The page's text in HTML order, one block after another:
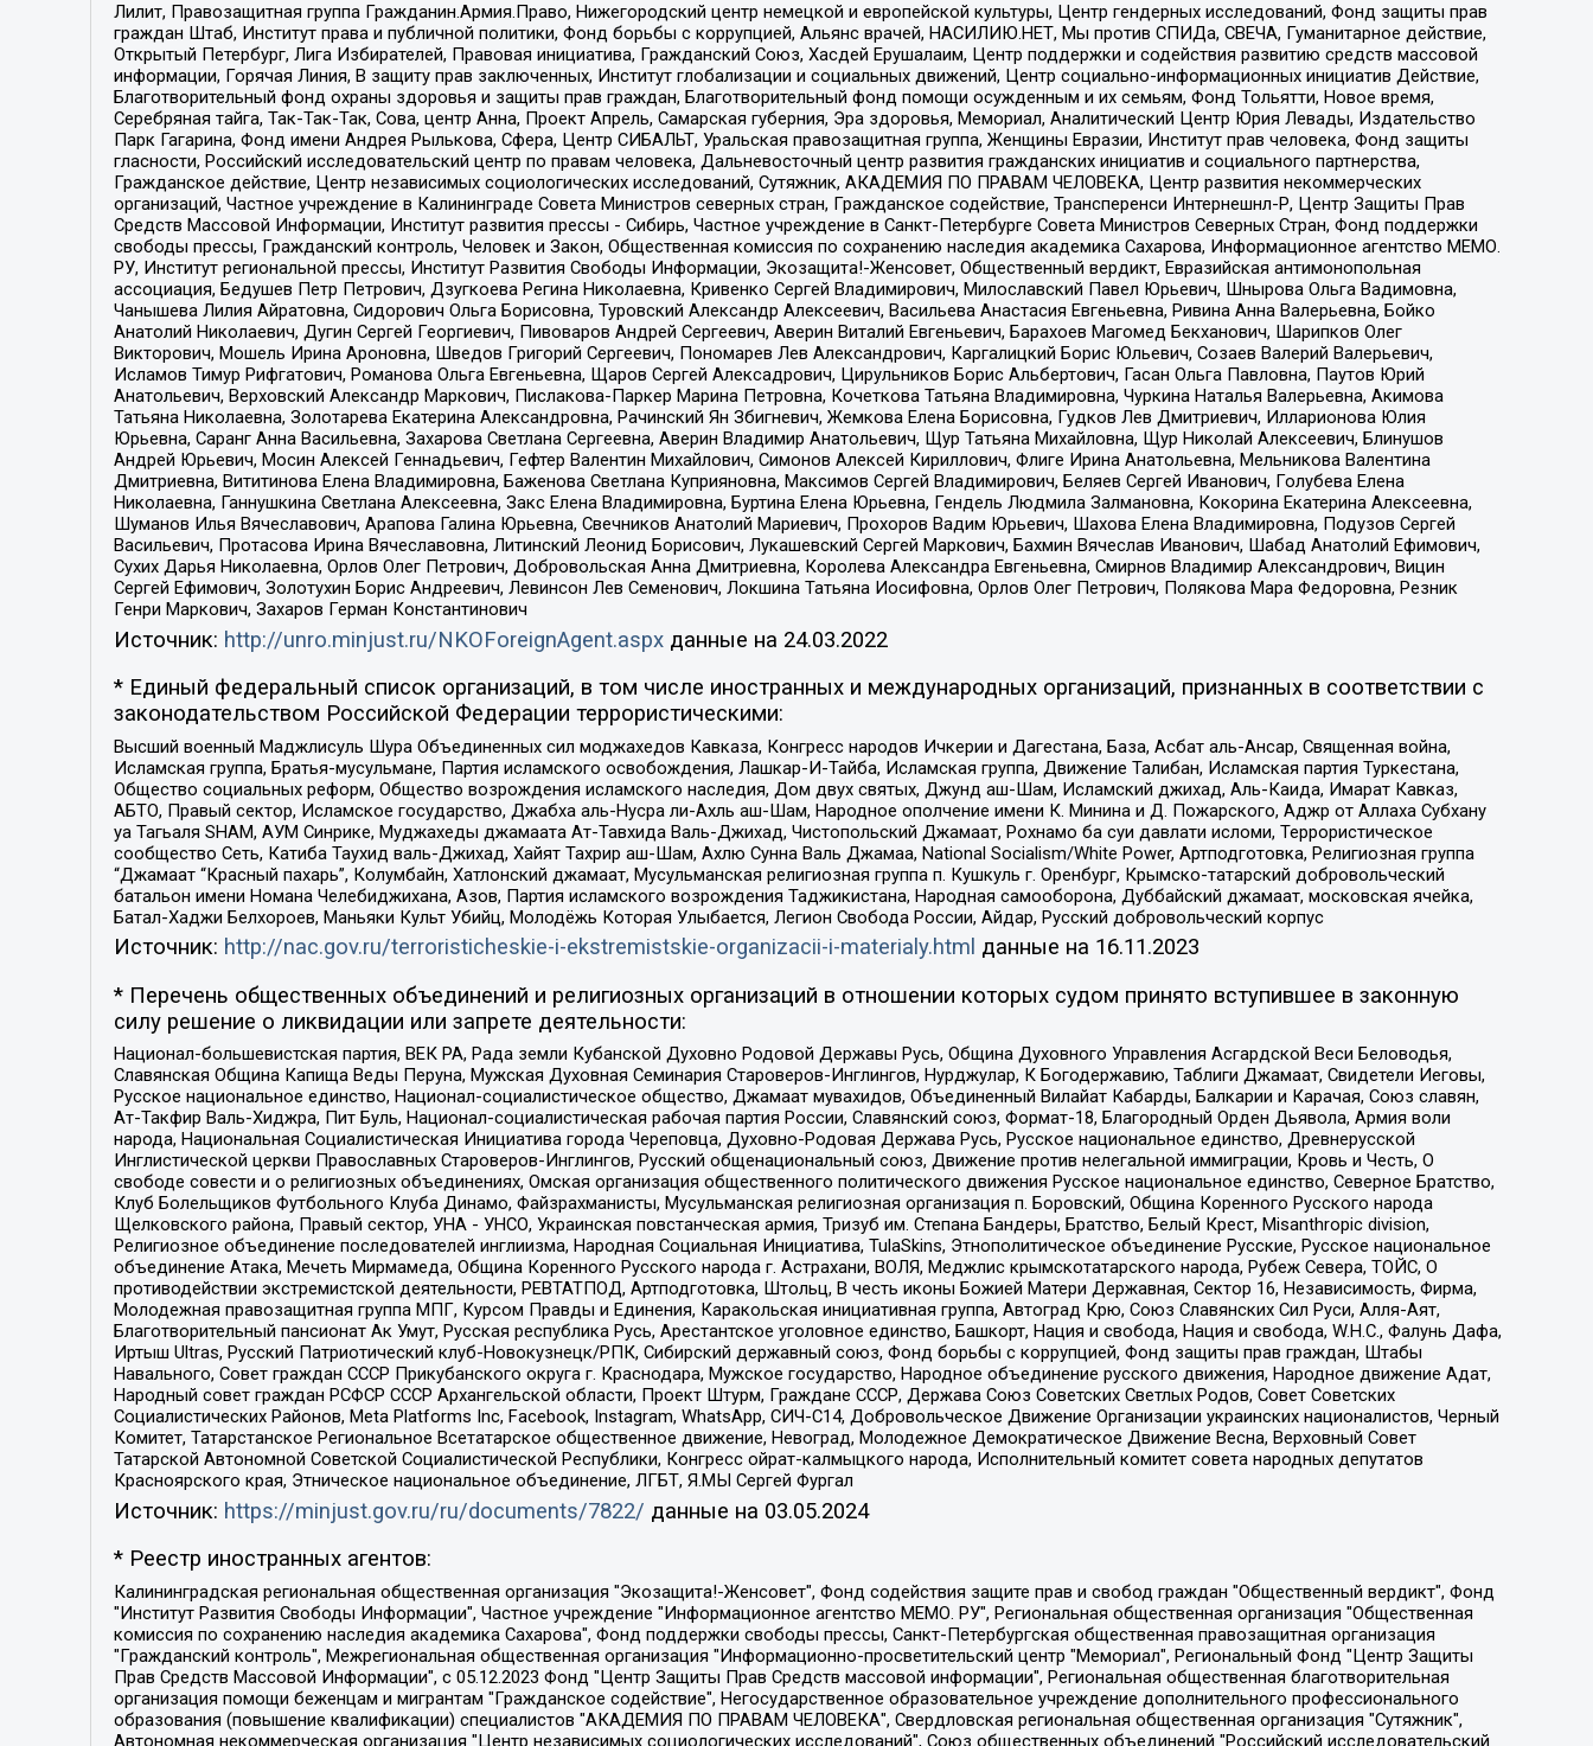
Лилит, Правозащитная группа Гражданин.Армия.Право, Нижегородский центр немецкой и европейской культуры, Центр гендерных исследований, Фонд защиты прав
граждан Штаб, Институт права и публичной политики, Фонд борьбы с коррупцией, Альянс врачей, НАСИЛИЮ.НЕТ, Мы против СПИДа, СВЕЧА, Гуманитарное действие,
Открытый Петербург, Лига Избирателей, Правовая инициатива, Гражданский Союз, Хасдей Ерушалаим, Центр поддержки и содействия развитию средств массовой
информации, Горячая Линия, В защиту прав заключенных, Институт глобализации и социальных движений, Центр социально-информационных инициатив Действие,
Благотворительный фонд охраны здоровья и защиты прав граждан, Благотворительный фонд помощи осужденным и их семьям, Фонд Тольятти, Новое время,
Серебряная тайга, Так-Так-Так, Сова, центр Анна, Проект Апрель, Самарская губерния, Эра здоровья, Мемориал, Аналитический Центр Юрия Левады, Издательство
Парк Гагарина, Фонд имени Андрея Рылькова, Сфера, Центр СИБАЛЬТ, Уральская правозащитная группа, Женщины Евразии, Институт прав человека, Фонд защиты
гласности, Российский исследовательский центр по правам человека, Дальневосточный центр развития гражданских инициатив и социального партнерства,
Гражданское действие, Центр независимых социологических исследований, Сутяжник, АКАДЕМИЯ ПО ПРАВАМ ЧЕЛОВЕКА, Центр развития некоммерческих
организаций, Частное учреждение в Калининграде Совета Министров северных стран, Гражданское содействие, Трансперенси Интернешнл-Р, Центр Защиты Прав
Средств Массовой Информации, Институт развития прессы - Сибирь, Частное учреждение в Санкт-Петербурге Совета Министров Северных Стран, Фонд поддержки
свободы прессы, Гражданский контроль, Человек и Закон, Общественная комиссия по сохранению наследия академика Сахарова, Информационное агентство МЕМО.
РУ, Институт региональной прессы, Институт Развития Свободы Информации, Экозащита!-Женсовет, Общественный вердикт, Евразийская антимонопольная
ассоциация, Бедушев Петр Петрович, Дзугкоева Регина Николаевна, Кривенко Сергей Владимирович, Милославский Павел Юрьевич, Шнырова Ольга Вадимовна,
Чанышева Лилия Айратовна, Сидорович Ольга Борисовна, Туровский Александр Алексеевич, Васильева Анастасия Евгеньевна, Ривина Анна Валерьевна, Бойко
Анатолий Николаевич, Дугин Сергей Георгиевич, Пивоваров Андрей Сергеевич, Аверин Виталий Евгеньевич, Барахоев Магомед Бекханович, Шарипков Олег
Викторович, Мошель Ирина Ароновна, Шведов Григорий Сергеевич, Пономарев Лев Александрович, Каргалицкий Борис Юльевич, Созаев Валерий Валерьевич,
Исламов Тимур Рифгатович, Романова Ольга Евгеньевна, Щаров Сергей Алексадрович, Цирульников Борис Альбертович, Гасан Ольга Павловна, Паутов Юрий
Анатольевич, Верховский Александр Маркович, Пислакова-Паркер Марина Петровна, Кочеткова Татьяна Владимировна, Чуркина Наталья Валерьевна, Акимова
Татьяна Николаевна, Золотарева Екатерина Александровна, Рачинский Ян Збигневич, Жемкова Елена Борисовна, Гудков Лев Дмитриевич, Илларионова Юлия
Юрьевна, Саранг Анна Васильевна, Захарова Светлана Сергеевна, Аверин Владимир Анатольевич, Щур Татьяна Михайловна, Щур Николай Алексеевич, Блинушов
Андрей Юрьевич, Мосин Алексей Геннадьевич, Гефтер Валентин Михайлович, Симонов Алексей Кириллович, Флиге Ирина Анатольевна, Мельникова Валентина
Дмитриевна, Вититинова Елена Владимировна, Баженова Светлана Куприяновна, Максимов Сергей Владимирович, Беляев Сергей Иванович, Голубева Елена
Николаевна, Ганнушкина Светлана Алексеевна, Закс Елена Владимировна, Буртина Елена Юрьевна, Гендель Людмила Залмановна, Кокорина Екатерина Алексеевна,
Шуманов Илья Вячеславович, Арапова Галина Юрьевна, Свечников Анатолий Мариевич, Прохоров Вадим Юрьевич, Шахова Елена Владимировна, Подузов Сергей
Васильевич, Протасова Ирина Вячеславовна, Литинский Леонид Борисович, Лукашевский Сергей Маркович, Бахмин Вячеслав Иванович, Шабад Анатолий Ефимович,
Сухих Дарья Николаевна, Орлов Олег Петрович, Добровольская Анна Дмитриевна, Королева Александра Евгеньевна, Смирнов Владимир Александрович, Вицин
Сергей Ефимович, Золотухин Борис Андреевич, Левинсон Лев Семенович, Локшина Татьяна Иосифовна, Орлов Олег Петрович, Полякова Мара Федоровна, Резник
Генри Маркович, Захаров Герман Константинович
Источник: http://unro.minjust.ru/NKOForeignAgent.aspxданные на 24.03.2022
* Единый федеральный список организаций, в том числе иностранных и международных организаций, признанных в соответствии с
законодательством Российской Федерации террористическими:
Высший военный Маджлисуль Шура Объединенных сил моджахедов Кавказа, Конгресс народов Ичкерии и Дагестана, База, Асбат аль-Ансар, Священная война,
Исламская группа, Братья-мусульмане, Партия исламского освобождения, Лашкар-И-Тайба, Исламская группа, Движение Талибан, Исламская партия Туркестана,
Общество социальных реформ, Общество возрождения исламского наследия, Дом двух святых, Джунд аш-Шам, Исламский джихад, Аль-Каида, Имарат Кавказ,
АБТО, Правый сектор, Исламское государство, Джабха аль-Нусра ли-Ахль аш-Шам, Народное ополчение имени К. Минина и Д. Пожарского, Аджр от Аллаха Субхану
уа Тагьаля SHAM, АУМ Синрике, Муджахеды джамаата Ат-Тавхида Валь-Джихад, Чистопольский Джамаат, Рохнамо ба суи давлати исломи, Террористическое
сообщество Сеть, Катиба Таухид валь-Джихад, Хайят Тахрир аш-Шам, Ахлю Сунна Валь Джамаа, National Socialism/White Power, Артподготовка, Религиозная группа
“Джамаат “Красный пахарь”, Колумбайн, Хатлонский джамаат, Мусульманская религиозная группа п. Кушкуль г. Оренбург, Крымско-татарский добровольческий
батальон имени Номана Челебиджихана, Азов, Партия исламского возрождения Таджикистана, Народная самооборона, Дуббайский джамаат, московская ячейка,
Батал-Хаджи Белхороев, Маньяки Культ Убийц, Молодёжь Которая Улыбается, Легион Свобода России, Айдар, Русский добровольческий корпус
Источник: http://nac.gov.ru/terroristicheskie-i-ekstremistskie-organizacii-i-materialy.html данные на 16.11.2023
* Перечень общественных объединений и религиозных организаций в отношении которых судом принято вступившее в законную
силу решение о ликвидации или запрете деятельности:
Национал-большевистская партия, ВЕК РА, Рада земли Кубанской Духовно Родовой Державы Русь, Община Духовного Управления Асгардской Веси Беловодья,
Славянская Община Капища Веды Перуна, Мужская Духовная Семинария Староверов-Инглингов, Нурджулар, К Богодержавию, Таблиги Джамаат, Свидетели Иеговы,
Русское национальное единство, Национал-социалистическое общество, Джамаат мувахидов, Объединенный Вилайат Кабарды, Балкарии и Карачая, Союз славян,
Ат-Такфир Валь-Хиджра, Пит Буль, Национал-социалистическая рабочая партия России, Славянский союз, Формат-18, Благородный Орден Дьявола, Армия воли
народа, Национальная Социалистическая Инициатива города Череповца, Духовно-Родовая Держава Русь, Русское национальное единство, Древнерусской
Инглистической церкви Православных Староверов-Инглингов, Русский общенациональный союз, Движение против нелегальной иммиграции, Кровь и Честь, О
свободе совести и о религиозных объединениях, Омская организация общественного политического движения Русское национальное единство, Северное Братство,
Клуб Болельщиков Футбольного Клуба Динамо, Файзрахманисты, Мусульманская религиозная организация п. Боровский, Община Коренного Русского народа
Щелковского района, Правый сектор, УНА - УНСО, Украинская повстанческая армия, Тризуб им. Степана Бандеры, Братство, Белый Крест, Misanthropic division,
Религиозное объединение последователей инглиизма, Народная Социальная Инициатива, TulaSkins, Этнополитическое объединение Русские, Русское национальное
объединение Атака, Мечеть Мирмамеда, Община Коренного Русского народа г. Астрахани, ВОЛЯ, Меджлис крымскотатарского народа, Рубеж Севера, ТОЙС, О
противодействии экстремистской деятельности, РЕВТАТПОД, Артподготовка, Штольц, В честь иконы Божией Матери Державная, Сектор 16, Независимость, Фирма,
Молодежная правозащитная группа МПГ, Курсом Правды и Единения, Каракольская инициативная группа, Автоград Крю, Союз Славянских Сил Руси, Алля-Аят,
Благотворительный пансионат Ак Умут, Русская республика Русь, Арестантское уголовное единство, Башкорт, Нация и свобода, Нация и свобода, W.H.С., Фалунь Дафа,
Иртыш Ultras, Русский Патриотический клуб-Новокузнецк/РПК, Сибирский державный союз, Фонд борьбы с коррупцией, Фонд защиты прав граждан, Штабы
Навального, Совет граждан СССР Прикубанского округа г. Краснодара, Мужское государство, Народное объединение русского движения, Народное движение Адат,
Народный совет граждан РСФСР СССР Архангельской области, Проект Штурм, Граждане СССР, Держава Союз Советских Светлых Родов, Совет Советских
Социалистических Районов, Meta Platforms Inc, Facebook, Instagram, WhatsApp, СИЧ-С14, Добровольческое Движение Организации украинских националистов, Черный
Комитет, Татарстанское Региональное Всетатарское общественное движение, Невоград, Молодежное Демократическое Движение Весна, Верховный Совет
Татарской Автономной Советской Социалистической Республики, Конгресс ойрат-калмыцкого народа, Исполнительный комитет совета народных депутатов
Красноярского края, Этническое национальное объединение, ЛГБТ, Я.МЫ Сергей Фургал
Источник: https://minjust.gov.ru/ru/documents/7822/ данные на 03.05.2024
* Реестр иностранных агентов:
Калининградская региональная общественная организация "Экозащита!-Женсовет", Фонд содействия защите прав и свобод граждан "Общественный вердикт", Фонд "Институт Развития Свободы Информации", Частное учреждение "Информационное агентство МЕМО. РУ", Региональная общественная организация "Общественная комиссия по сохранению наследия академика Сахарова", Фонд поддержки свободы прессы, Санкт-Петербургская общественная правозащитная организация "Гражданский контроль", Межрегиональная общественная организация "Информационно-просветительский центр "Мемориал", Региональный Фонд "Центр Защиты Прав Средств Массовой Информации", с 05.12.2023 Фонд "Центр Защиты Прав Средств массовой информации", Региональная общественная благотворительная организация помощи беженцам и мигрантам "Гражданское содействие", Негосударственное образовательное учреждение дополнительного профессионального образования (повышение квалификации) специалистов "АКАДЕМИЯ ПО ПРАВАМ ЧЕЛОВЕКА", Свердловская региональная общественная организация "Сутяжник", Автономная некоммерческая организация "Центр независимых социологических исследований", Союз общественных объединений "Российский исследовательский центр по правам человека", Региональное общественное учреждение научно-информационный центр "МЕМОРИАЛ", Некоммерческая организация "Фонд защиты гласности", Автономная некоммерческая организация "Институт прав человека", Городская общественная организация "Екатеринбургское общество "МЕМОРИАЛ", Городская общественная организация "Рязанское историко-просветительское и правозащитное общество "Мемориал" (Рязанский Мемориал), Челябинский региональный орган общественной самодеятельности – женское общественное объединение "Женщины Евразии", Челябинский региональный орган общественной самодеятельности "Уральская правозащитная группа", Фонд содействия защите здоровья и социальной справедливости имени Андрея Рылькова, Автономная Некоммерческая Организация "Аналитический Центр Юрия Левады", Автономная некоммерческая организация социальной поддержки населения "Проект Апрель", Региональная общественная организация помощи женщинам и детям, находящимся в кризисной ситуации "Информационно-методический центр "Анна", Фонд содействия развитию массовых коммуникаций и правовому просвещению "Так-так-Так", Фонд содействия устойчивому развитию "Серебряная тайга", Свердловский региональный общественный фонд социальных проектов "Новое время", "Idel.Реалии", Кавказ.Реалии, Крым.Реалии, Телеканал Настоящее Время, Татаро-башкирская служба Радио Свобода (Azatliq Radiosi), Радио Свободная Европа/Радио Свобода (PCE/PC), "Сибирь.Реалии", "Фактограф", Благотворительный фонд помощи осужденным и их семьям, Автономная некоммерческая организация "Институт глобализации и социальных движений", Фонд "В защиту прав заключенных", Частное учреждение "Центр поддержки и содействия развитию средств массовой информации", Пензенский региональный общественный благотворительный фонд "Гражданский союз", "Север.Реалии", Некоммерческая организация Фонд "Правовая инициатива", Общество с ограниченной ответственностью "Радио Свободная Европа/Радио Свобода", Чешское информационное агентство "MEDIUM-ORIENT", Красноярская региональная общественная организация "Мы против СПИДа", Камалягин Денис Николаевич, Маркелов Сергей Евгеньевич, Пономарев Лев Александрович, Савицкая Людмила Алексеевна, Автономная некоммерческая организация "Центр по работе с проблемой насилия "НАСИЛИЮ.НЕТ", Межрегиональный профессиональный союз работников здравоохранения "Альянс врачей", Юридическое лицо, зарегистрированное в Латвийской Республике, SIA "Medusa Project" (регистрационный номер 40103797863, дата регистрации 10.06.2014), Некоммерческая организация "Фонд по борьбе с коррупцией", Автономная некоммерческая организация "Институт права и публичной политики", Баданин Роман Сергеевич, Гликин Максим Александрович, Железнова Мария Михайловна, Лукьянова Юлия Сергеевна, Маетная Елизавета Витальевна, Маняхин Петр Борисович, Чуракова Ольга Владимировна, Ярош Юлия Петровна, Юридическое лицо "The Insider SIA", зарегистрированное в Риге, Латвийская Республика (дата регистрации 26.06.2015), являющееся администратором доменного имени интернет-издания "The Insider SIA", https://theins.ru, Постернак Алексей Евгеньевич, Рубин Михаил Аркадьевич, Анин Роман Александрович, Юридическое лицо Istories fonds, зарегистрированное в Латвийской Республике (регистрационный номер 50008295751, дата регистрации 24.02.2020), Великовский Дмитрий Александрович, Долинина Ирина Николаевна, Мароховская Алеся Алексеевна, Шлейнов Роман Юрьевич, Шмагун Олеся Валентиновна, Общество с ограниченной ответственностью "Альтаир 2021", Общество с ограниченной ответственностью "Вега 2021", Общество с ограниченной ответственностью "Главный редактор 2021", Общество с ограниченной ответственностью "Ромашки монолит", Важенков Артем Валерьевич, Ивановская областная общественная организация "Центр гендерных исследований", Гурман Юрий Альбертович, Медиапроект "ОВД-Инфо", Егоров Владимир Владимирович, Жилинский Владимир Александрович, Общество с ограниченной ответственностью "ЗП", Иванова София Юрьевна, Карезина Инна Павловна, Кильтау Екатерина Викторовна, Петров Алексей Викторович, Пискунов Сергей Евгеньевич, Смирнов Сергей Сергеевич, Тихонов Михаил Сергеевич, Общество с ограниченной ответственностью "ЖУРНАЛИСТ-ИНОСТРАННЫЙ АГЕНТ", Арапова Галина Юрьевна, Вольтская Татьяна Анатольевна, Американская компания "Mason G.E.S. Anonymous Foundation" (США), являющаяся владельцем интернет-издания https://mnews.world/, Компания "Stichting Bellingcat", зарегистрированная в Нидерландах (дата регистрации 11.07.2018), Захаров Андрей Вячеславович, Клепиковская Екатерина Дмитриевна, Общество с ограниченной ответственностью "МЕМО", Перл Роман Александрович, Симонов Евгений Алексеевич, Соловьева Елена Анатольевна, Сотников Даниил Владимирович, Сурначева Елизавета Дмитриевна, Автономная некоммерческая организация по защите прав человека и информированию населения "Якутия – Наше Мнение", Общество с ограниченной ответственностью "Москоу диджитал медиа", с 26.01.2023 Общество с ограниченной ответственностью "Чайка Белые сады", Ветошкина Валерия Валерьевна, Заговора Максим Александрович, Межрегиональное общественное движение "Российская ЛГБТ - сеть", Оленичев Максим Владимирович, Павлов Иван Юрьевич, Скворцова Елена Сергеевна, Общество с ограниченной ответственностью "Как бы инагент", Кочетков Игорь Викторович, Общество с ограниченной ответственностью "Честные выборы", Еланчик Олег Александрович, Общество с ограниченной ответственностью "Нобелевский призыв", Гималова Регина Эмилевна, Григорьев Андрей Валерьевич, Григорьева Алина Александровна, Ассоциация по содействию защите прав призывников, альтернативнослужащих и военнослужащих "Правозащитная группа "Гражданин.Армия.Право", Хисамова Регина Фаритовна, Автономная некоммерческая организация по реализации социально-правовых программ "Лилит", Дальневосточное общественное движение "Маяк", Санкт-Петербургская ЛГБТ-инициативная группа "Выход", Инициативная группа ЛГБТ+ "Реверс", Алексеев Андрей Викторович, Бекбулатова Таисия Львовна, Беляев Иван Михайлович, Владыкина Елена Сергеевна, Гельман Марат Александрович, Никульшина Вероника Юрьевна, Толоконникова Надежда Андреевна, Шендерович Виктор Анатольевич, Общество с ограниченной ответственностью "Данное сообщение", Общество с ограниченной ответственностью Издательский дом "Новая глава", Айнбиндер Александра Александровна, Московский комьюнити-центр для ЛГБТ+инициатив, Благотворительный фонд развития филантропии, Deutsche Welle (Германия, Kurt-Schumacher-Strasse 3, 53113 Bonn), Борзунова Мария Михайловна, Воробьев Виктор Викторович, Голубева Анна Львовна, Константинова Алла Михайловна, Малкова Ирина Владимировна, Мурадов Мурад Абдулгалимович, Осетинская Елизавета Николаевна, Понасенков Евгений Николаевич, Ганапольский Матвей Юрьевич, Киселев Евгений Алексеевич, Борухович Ирина Григорьевна, Дремин Иван Тимофеевич, Дубровский Дмитрий Викторович, Красноярская региональная общественная организация поддержки и развития альтернативных образовательных технологий и межкультурных коммуникаций "ИНТЕРРА", Маяковская Екатерина Алексеевна, Фейгин Марк Захарович, Филимонов Андрей Викторович, Дзугкоева Регина Николаевна, Доброхотов Роман Александрович, Дудь Юрий Александрович, Елкин Сергей Владимирович, Кругликов Кирилл Игоревич, Сабунаева Мария Леонидовна, Семенов Алексей Владимирович, Шаинян Карен Багратович, Шульман Екатерина Михайловна, Асафьев Артур Валерьевич, Вахштайн Виктор Семенович, Венедиктов Алексей Алексеевич, Лушникова Екатерина Евгеньевна, Волков Леонид Михайлович, Невзоров Александр Глебович, Пархоменко Сергей Борисович, Сироткин Ярослав Николаевич, Кара-Мурза Владимир Владимирович, Баранова Наталья Владимировна, Гозман Леонид Яковлевич, Кагарлицкий Борис Юльевич, Климарев Михаил Валерьевич, Милов Владимир Станиславович, Автономная некоммерческая организация Краснодарский центр современного искусства "Типография", Моргенштерн Алишер Тагирович, Соболь Любовь Эдуардовна, Общество с ограниченной ответственностью "ЛИЗА НОРМ", Каспаров Гарри Кимович, Ходорковский Михаил Борисович, Общество с ограниченной ответственностью "Апрельские тезисы", Данилович Ирина Брониславовна, Кашин Олег Владимирович, Петров Николай Владимирович, Пивоваров Алексей Владимирович, Соколов Михаил Владимирович, Цветкова Юлия Владимировна, Чичваркин Евгений Александрович, Комитет против пыток/Команда против пыток, Общество с ограниченной ответственностью "Первый научный", Общество с ограниченной ответственностью "Вертолет и ко", Белоцерковская Вероника Борисовна, Кац Максим Евгеньевич, Лазарева Татьяна Юрьевна, Шаведдинов Руслан Табризович, Яшин Илья Валерьевич, Общество с ограниченной ответственностью "Иноагент ААВ", Алешковский Дмитрий Петрович, Альбац Евгения Марковна, Быков Дмитрий Львович, Галямина Юлия Евгеньевна, Лойко Сергей Леонидович, Мартынов Кирилл Константинович, Медведев Сергей Александрович, Крашенинников Федор Геннадиевич, Гордеева Катерина Вл